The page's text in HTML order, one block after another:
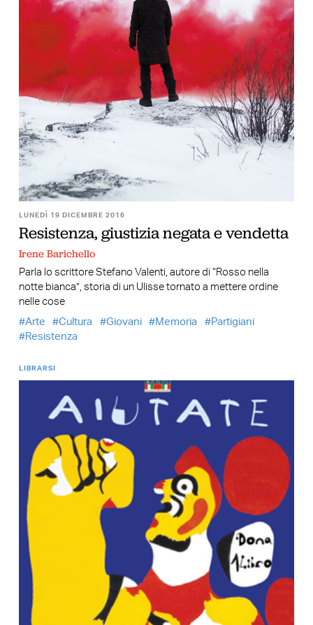
LUNEDÌ 19 DICEMBRE 2016
Resistenza, giustizia negata e vendetta
Irene Barichello
Parla lo scrittore Stefano Valenti, autore di “Rosso nella
notte bianca”, storia di un Ulisse tornato a mettere ordine
nelle cose
Arte
Cultura Giovani Memoria
Partigiani
Resistenza
LIBRARSI